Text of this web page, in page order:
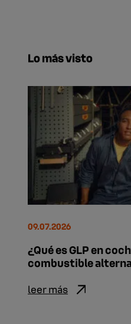
Lo más visto
¿Qué es GLP en
combustible
09.07.2026
leer más